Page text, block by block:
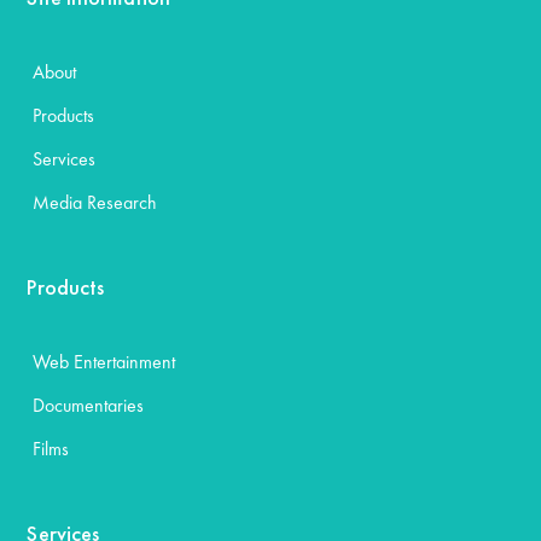
About
Products
Services
Media Research
Products
Web Entertainment
Documentaries
Films
Services